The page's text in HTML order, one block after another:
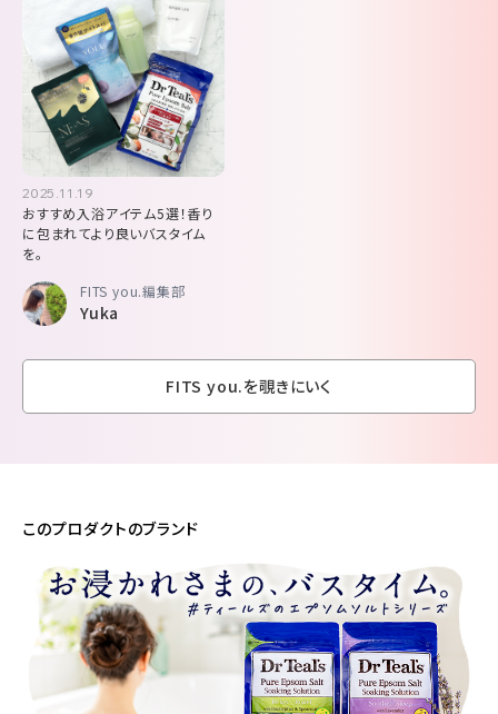
2025.11.19
おすすめ入浴アイテム5選！香り
に包まれてより良いバスタイム
を。
FITS you.編集部
Yuka
FITS you.を覗きにいく
このプロダクトのブランド